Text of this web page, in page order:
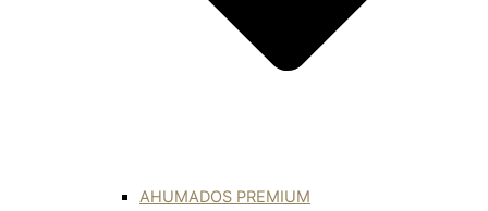
AHUMADOS PREMIUM